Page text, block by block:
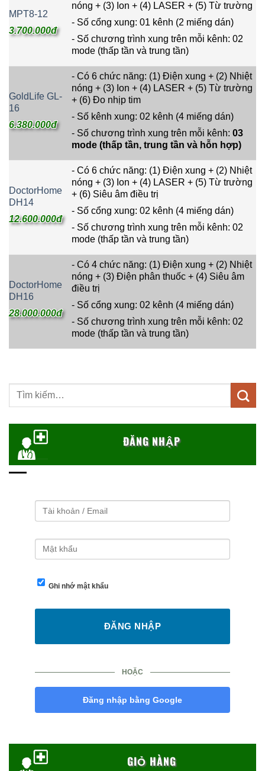
MPT8-12
3.700.000đ
nóng + (3) Ion + (4) LASER + (5) Từ trường
- Số cổng xung: 01 kênh (2 miếng dán)
- Số chương trình xung trên mỗi kênh: 02
mode (thấp tần và trung tần)
GoldLife GL-
16
6.380.000đ
- Có 6 chức năng: (1) Điện xung + (2) Nhiệt
nóng + (3) Ion + (4) LASER + (5) Từ trường
+ (6) Đo nhịp tim
- Số kênh xung: 02 kênh (4 miếng dán)
- Số chương trình xung trên mỗi kênh: 03
mode (thấp tần, trung tần và hỗn hợp)
DoctorHome
DH14
12.600.000đ
- Có 6 chức năng: (1) Điện xung + (2) Nhiệt
nóng + (3) Ion + (4) LASER + (5) Từ trường
+ (6) Siêu âm điều trị
- Số cổng xung: 02 kênh (4 miếng dán)
- Số chương trình xung trên mỗi kênh: 02
mode (thấp tần và trung tần)
DoctorHome
DH16
28.000.000đ
- Có 4 chức năng: (1) Điện xung + (2) Nhiệt
nóng + (3) Điện phân thuốc + (4) Siêu âm
điều trị
- Số cổng xung: 02 kênh (4 miếng dán)
- Số chương trình xung trên mỗi kênh: 02
mode (thấp tần và trung tần)
Tìm
kiếm:
ĐĂNG NHẬP
Ghi nhớ mật khẩu
HOẶC
Đăng nhập bằng Google
GIỎ HÀNG